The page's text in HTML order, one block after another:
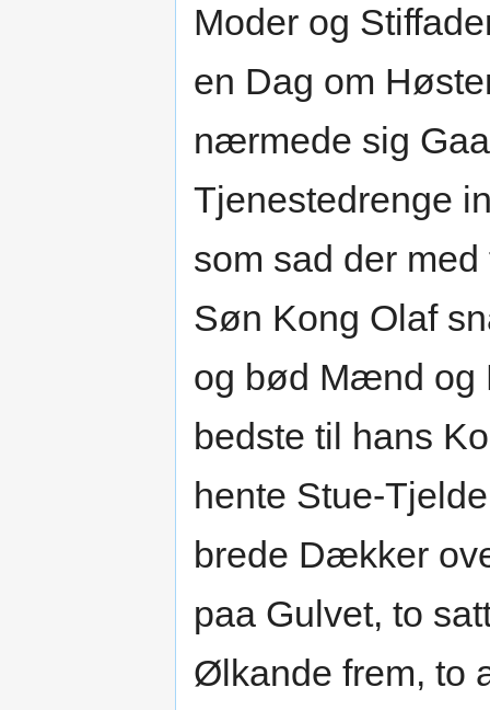
Moder og
en Dag om
nærmede sig
Tjenestedrenge
som sad der
Søn Kong Olaf
og bød Mænd og
bedste til hans
hente Stue-
brede Dækker
paa Gulvet, to
Ølkande frem, to